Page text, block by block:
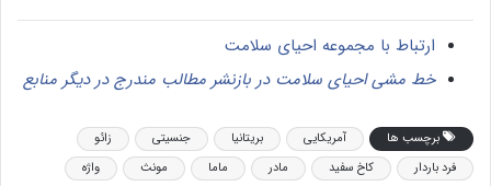
ارتباط با مجموعه احیای سلامت
خط مشی احیای سلامت در بازنشر مطالب مندرج در دیگر منابع
برچسب ها آمریکایی بریتانیا جنسیتی
زائو
فرد باردار
کاخ سفید مادر ماما مونث واژه